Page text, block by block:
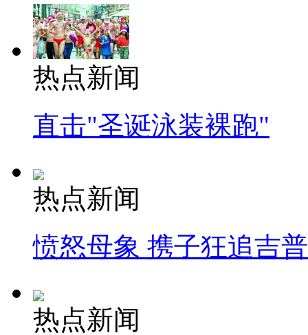
热点新闻
直击"圣诞泳装裸跑"
热点新闻
愤怒母象 携子狂追吉
热点新闻